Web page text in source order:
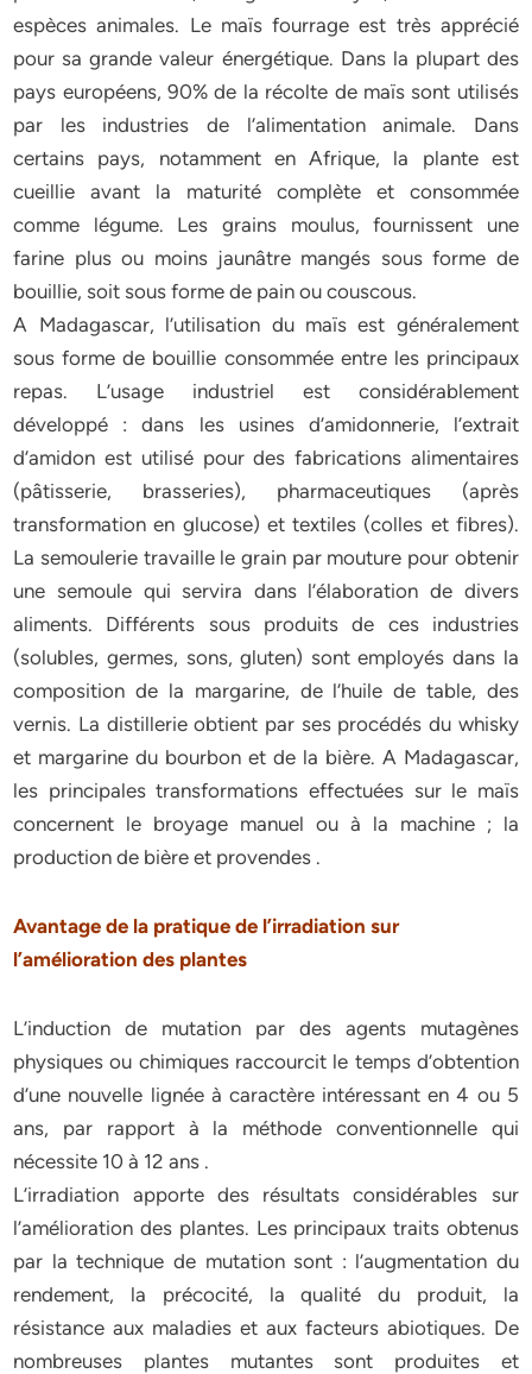
espèces animales. Le maïs fourrage est très apprécié
pour sa grande valeur énergétique. Dans la plupart des
pays européens, 90% de la récolte de maïs sont utilisés
par les industries de l’alimentation animale. Dans
certains pays, notamment en Afrique, la plante est
cueillie avant la maturité complète et consommée
comme légume. Les grains moulus, fournissent une
farine plus ou moins jaunâtre mangés sous forme de
bouillie, soit sous forme de pain ou couscous.
A Madagascar, l’utilisation du maïs est généralement
sous forme de bouillie consommée entre les principaux
repas. L’usage industriel est considérablement
développé : dans les usines d’amidonnerie, l’extrait
d’amidon est utilisé pour des fabrications alimentaires
(pâtisserie, brasseries), pharmaceutiques (après
transformation en glucose) et textiles (colles et fibres).
La semoulerie travaille le grain par mouture pour obtenir
une semoule qui servira dans l’élaboration de divers
aliments. Différents sous produits de ces industries
(solubles, germes, sons, gluten) sont employés dans la
composition de la margarine, de l’huile de table, des
vernis. La distillerie obtient par ses procédés du whisky
et margarine du bourbon et de la bière. A Madagascar,
les principales transformations effectuées sur le maïs
concernent le broyage manuel ou à la machine ; la
production de bière et provendes .
Avantage de la pratique de l’irradiation sur
l’amélioration des plantes
L’induction de mutation par des agents mutagènes
physiques ou chimiques raccourcit le temps d’obtention
d’une nouvelle lignée à caractère intéressant en 4 ou 5
ans, par rapport à la méthode conventionnelle qui
nécessite 10 à 12 ans .
L’irradiation apporte des résultats considérables sur
l’amélioration des plantes. Les principaux traits obtenus
par la technique de mutation sont : l’augmentation du
rendement, la précocité, la qualité du produit, la
résistance aux maladies et aux facteurs abiotiques. De
nombreuses plantes mutantes sont produites et